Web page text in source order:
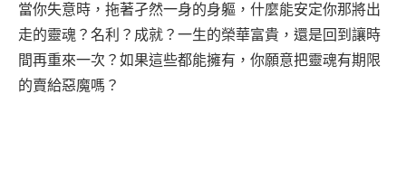
當你失意時，拖著孑然一身的身軀，什麼能安定你那將出
走的靈魂？名利？成就？一生的榮華富貴，還是回到讓時
間再重來一次？如果這些都能擁有，你願意把靈魂有期限
的賣給惡魔嗎？